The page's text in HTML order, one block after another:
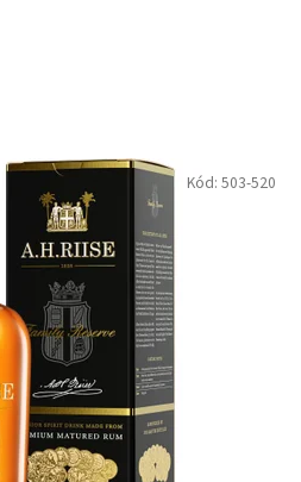
Kód: 503-520